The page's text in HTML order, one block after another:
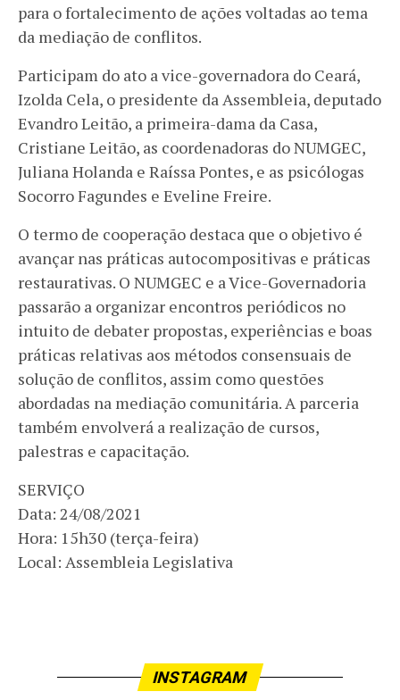
para o fortalecimento de ações voltadas ao tema
da mediação de conflitos.
Participam do ato a vice-governadora do Ceará,
Izolda Cela, o presidente da Assembleia, deputado
Evandro Leitão, a primeira-dama da Casa,
Cristiane Leitão, as coordenadoras do NUMGEC,
Juliana Holanda e Raíssa Pontes, e as psicólogas
Socorro Fagundes e Eveline Freire.
O termo de cooperação destaca que o objetivo é
avançar nas práticas autocompositivas e práticas
restaurativas. O NUMGEC e a Vice-Governadoria
passarão a organizar encontros periódicos no
intuito de debater propostas, experiências e boas
práticas relativas aos métodos consensuais de
solução de conflitos, assim como questões
abordadas na mediação comunitária. A parceria
também envolverá a realização de cursos,
palestras e capacitação.
SERVIÇO
Data: 24/08/2021
Hora: 15h30 (terça-feira)
Local: Assembleia Legislativa
INSTAGRAM